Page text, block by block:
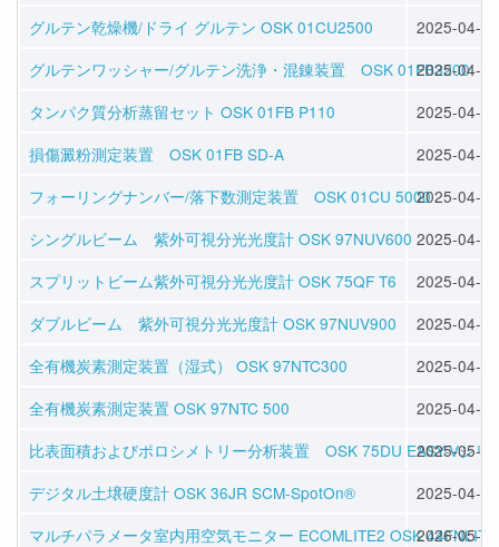
グルテン乾燥機/ドライ グルテン OSK 01CU2500
2025-04-09
グルテンワッシャー/グルテン洗浄・混錬装置 OSK 01FB3200
2025-04-09
タンパク質分析蒸留セット OSK 01FB P110
2025-04-09
損傷澱粉測定装置 OSK 01FB SD-A
2025-04-09
フォーリングナンバー/落下数測定装置 OSK 01CU 50002025-04-09
シングルビーム 紫外可視分光光度計 OSK 97NUV600 2025-04-24
スプリットビーム紫外可視分光光度計 OSK 75QF T6
2025-04-24
ダブルビーム 紫外可視分光光度計 OSK 97NUV900
2025-04-30
全有機炭素測定装置（湿式） OSK 97NTC300
2025-04-30
全有機炭素測定装置 OSK 97NTC 500
2025-04-30
比表面積およびポロシメトリー分析装置 OSK 75DU EASY-Vシリ
2025-05-28
デジタル土壌硬度計 OSK 36JR SCM-SpotOn®
2025-04-02
マルチパラメータ室内用空気モニター ECOMLITE2 OSK2026-05-01